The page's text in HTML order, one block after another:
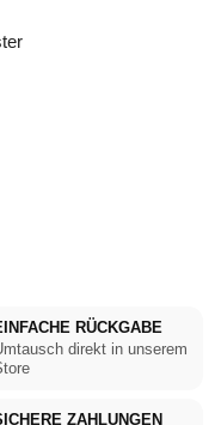
RÜCKGABE
direkt in unserem
ZAHLUNGEN